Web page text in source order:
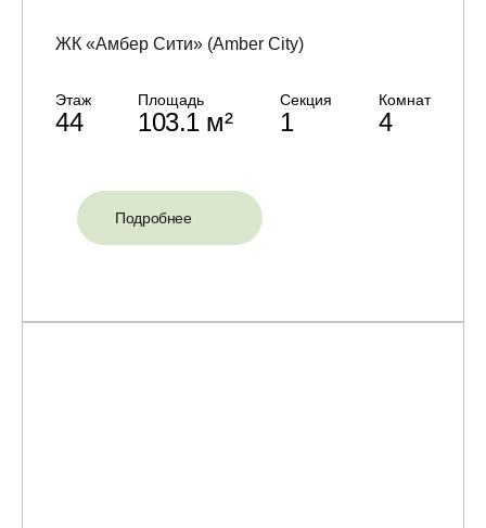
ЖК «Амбер Сити» (Amber City)
Этаж
44
Площадь
103.1 м²
Секция
1
Комнат
4
Подробнее